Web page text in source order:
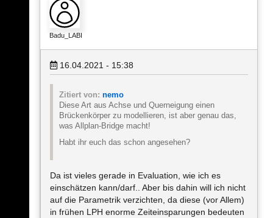
Badu_LABI
16.04.2021 - 15:38
Zitiert von: nemo
Diese Art aus Achse und Querneigung einen
Brückenkörper zu modellieren, ist aber genau das,
was Allplan-Bridge macht!
Habt ihr euch das schon angesehen?
Da ist vieles gerade in Evaluation, wie ich es
einschätzen kann/darf.. Aber bis dahin will ich nicht
auf die Parametrik verzichten, da diese (vor Allem)
in frühen LPH enorme Zeiteinsparungen bedeuten